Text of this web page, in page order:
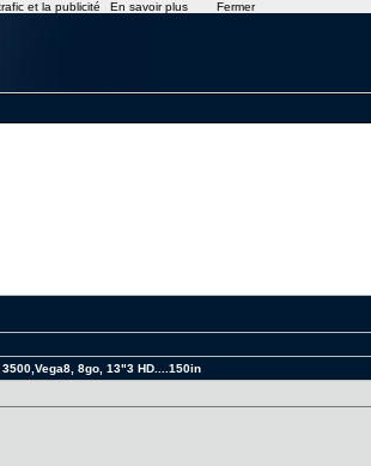
8go, 13"3 HD....150in
et la publicité En savoir plus Fermer